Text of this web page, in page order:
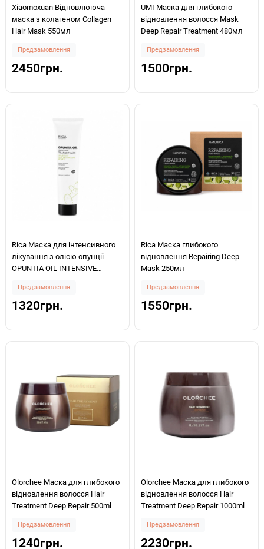
Xiaomoxuan Відновлююча
маска з колагеном Collagen
Hair Mask 550мл
Предзамовлення
2450грн.
UMI Маска для глибокого
відновлення волосся Mask
Deep Repair Treatment 480мл
Предзамовлення
1500грн.
Rica Маска для інтенсивного
лікування з олією опунції
OPUNTIA OIL INTENSIVE
Предзамовлення
1320грн.
Rica Маска глибокого
відновлення Repairing Deep
Mask 250мл
Предзамовлення
1550грн.
Olorchee Маска для глибокого
відновлення волосся Hair
Treatment Deep Repair 500ml
Предзамовлення
1240грн.
Olorchee Маска для глибокого
відновлення волосся Hair
Treatment Deep Repair 1000ml
Предзамовлення
2230грн.